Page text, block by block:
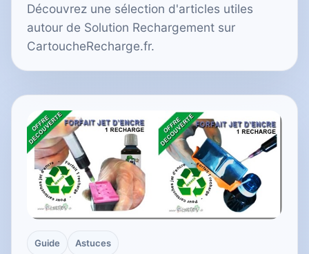
Découvrez une sélection d'articles utiles
autour de Solution Rechargement sur
CartoucheRecharge.fr.
Guide Astuces